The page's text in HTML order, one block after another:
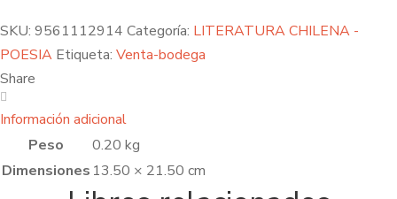
SKU: 9561112914 Categoría: LITERATURA CHILENA -
POESIA Etiqueta: Venta-bodega
Share
Información adicional
Peso
0.20 kg
Dimensiones 13.50 × 21.50 cm